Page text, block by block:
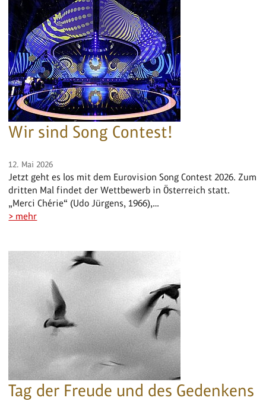
Wir sind Song Contest!
12. Mai 2026
Jetzt geht es los mit dem Eurovision Song Contest 2026. Zum
dritten Mal findet der Wettbewerb in Österreich statt.
„Merci Chérie“ (Udo Jürgens, 1966),…
> mehr
Tag der Freude und des Gedenkens